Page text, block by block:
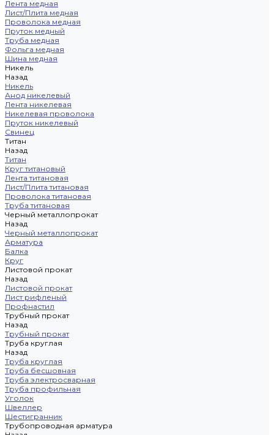
Лента медная
Лист/Плита медная
Проволока медная
Пруток медный
Труба медная
Фольга медная
Шина медная
Никель
Назад
Никель
Анод никелевый
Лента никелевая
Никелевая проволока
Пруток никелевый
Свинец
Титан
Назад
Титан
Круг титановый
Лента титановая
Лист/Плита титановая
Проволока титановая
Труба титановая
Черный металлопрокат
Назад
Черный металлопрокат
Арматура
Балка
Круг
Листовой прокат
Назад
Листовой прокат
Лист рифленый
Профнастил
Трубный прокат
Назад
Трубный прокат
Труба круглая
Назад
Труба круглая
Труба бесшовная
Труба электросварная
Труба профильная
Уголок
Швеллер
Шестигранник
Трубопроводная арматура